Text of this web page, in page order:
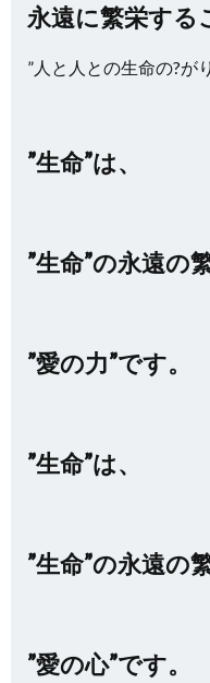
永遠に繁栄する
”人と人との生命の?が
”生命”は、
”生命”の永遠の
”愛の力”です。
”生命”は、
”生命”の永遠の
”愛の心”です。